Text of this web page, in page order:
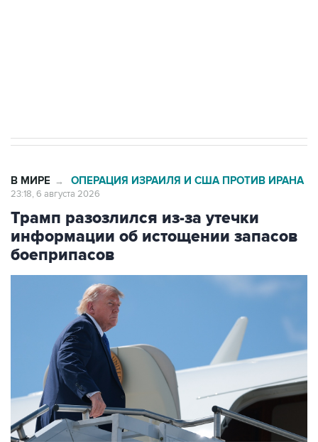
В МИРЕ → ОПЕРАЦИЯ ИЗРАИЛЯ И США ПРОТИВ ИРАНА
23:18, 6 августа 2026
Трамп разозлился из-за утечки
информации об истощении запасов
боеприпасов